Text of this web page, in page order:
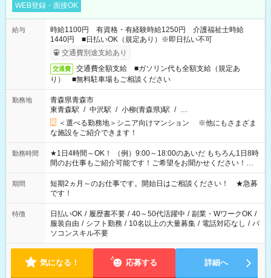
WEB登録・面接OK
給与
時給1100円 有資格・有経験時給1250円 介護福祉士時給
1440円 ■日払いOK（規定あり）※即日払い不可
交通費別途支給あり
交通費
交通費全額支給 ■ガソリン代も全額支給（規定あ
り） ■無料駐車場もご相談ください
勤務地
青森県青森市
東青森駅 / 中沢駅 / 小柳(青森県)駅 / …
＜選べる勤務地＞シニア向けマンション ※他にもさまざま
な施設をご紹介できます！
勤務時間
★1日4時間～OK！ （例）9:00～18:00のあいだ もちろん1日8時
間のお仕事もご紹介可能です！ご希望をお聞かせください！★
家庭の都合でお休みが必要な場合も遠慮なくご相談ください。
※週最低15時間以上の勤務が必要です
期間
短期2ヵ月～のお仕事です。開始日はご相談ください！ ★急募
です！
特徴 日払いOK / 履歴書不要 / 40～50代活躍中 / 副業・WワークOK /
服装自由 / シフト勤務 / 10名以上の大量募集 / 電話対応なし / パ
ソコンスキル不要
気になる！ 応募する 詳細へ